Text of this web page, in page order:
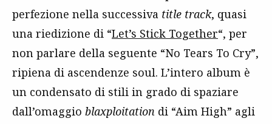
perfezione nella successiva title track, quasi
una riedizione di “Let’s Stick Together“, per
non parlare della seguente “No Tears To Cry”,
ripiena di ascendenze soul. L’intero album è
un condensato di stili in grado di spaziare
dall’omaggio blaxploitation di “Aim High” agli